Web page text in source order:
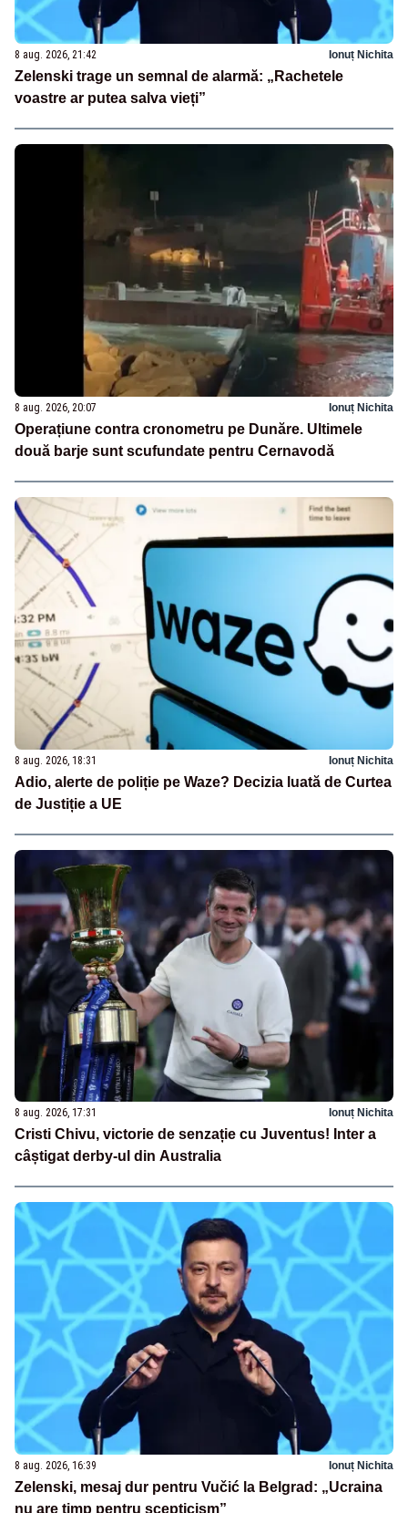
8 aug. 2026, 21:42 Ionuț Nichita
Zelenski trage un semnal de alarmă: „Rachetele
voastre ar putea salva vieți”
8 aug. 2026, 20:07 Ionuț Nichita
Operațiune contra cronometru pe Dunăre. Ultimele
două barje sunt scufundate pentru Cernavodă
8 aug. 2026, 18:31 Ionuț Nichita
Adio, alerte de poliție pe Waze? Decizia luată de Curtea
de Justiție a UE
8 aug. 2026, 17:31 Ionuț Nichita
Cristi Chivu, victorie de senzație cu Juventus! Inter a
câștigat derby-ul din Australia
8 aug. 2026, 16:39 Ionuț Nichita
Zelenski, mesaj dur pentru Vučić la Belgrad: „Ucraina
nu are timp pentru scepticism”